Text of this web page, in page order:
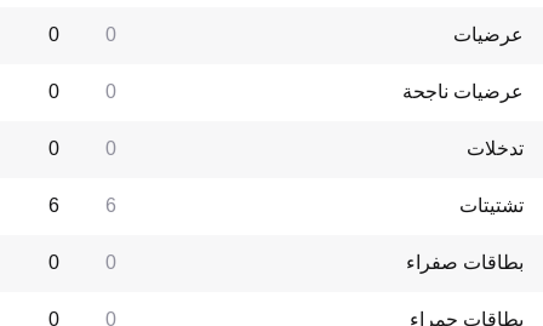
عرضيات 0
0
عرضيات ناجحة 0
0
تدخلات 0
0
تشتيتات 6
6
بطاقات صفراء 0
0
بطاقات حمراء 0
0